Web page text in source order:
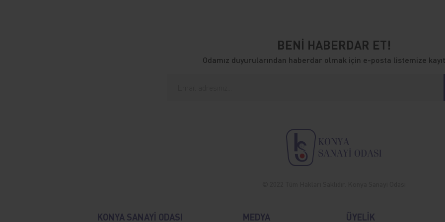
BENİ HABERDAR ET!
Odamız duyurularından haberdar olmak için e-posta listemize
KONYA SANAYİ ODASI MEDYA ÜYELİK